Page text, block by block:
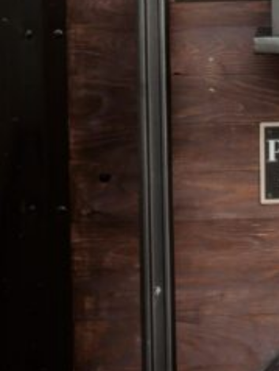
Beschreibung
Wir sind Pia und Pierpaolo und
unserem einzigartigen
besondere Atmosphäre, die eure
Mit viel Liebe und Hingabe bieten
Latte Macchiato an. Auf Wunsch
bereichern. Unser einzigartiges
Pferdeanhängers mit hochwertigen,
verwöhnen und genießen Sie